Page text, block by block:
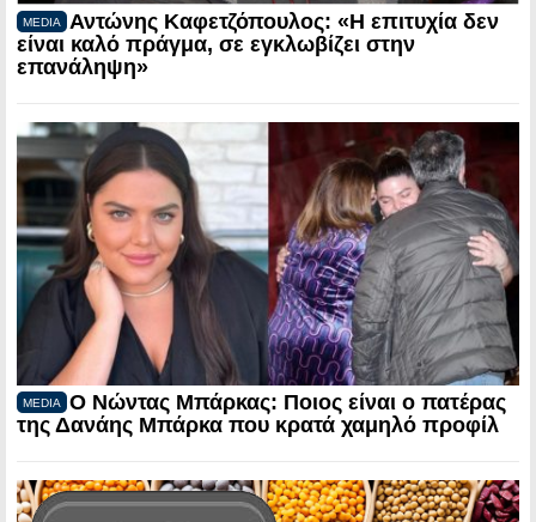
MEDIA
Αντώνης Καφετζόπουλος: «Η επιτυχία δεν
είναι καλό πράγμα, σε εγκλωβίζει στην
επανάληψη»
MEDIA
Ο Νώντας Μπάρκας: Ποιος είναι ο πατέρας
της Δανάης Μπάρκα που κρατά χαμηλό προφίλ